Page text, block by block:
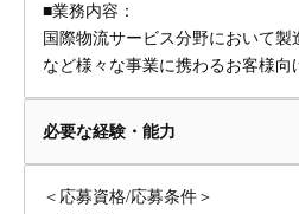
■業務内容：
国際物流サービス分野において製
など様々な事業に携わるお客様向
必要な経験・能力
＜応募資格/応募条件＞